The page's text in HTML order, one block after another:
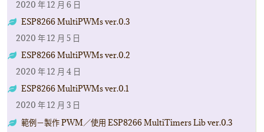
2020 年 12 月 6 日
ESP8266 MultiPWMs ver.0.3
2020 年 12 月 5 日
ESP8266 MultiPWMs ver.0.2
2020 年 12 月 4 日
ESP8266 MultiPWMs ver.0.1
2020 年 12 月 3 日
範例－製作 PWM／使用 ESP8266 MultiTimers Lib ver.0.3